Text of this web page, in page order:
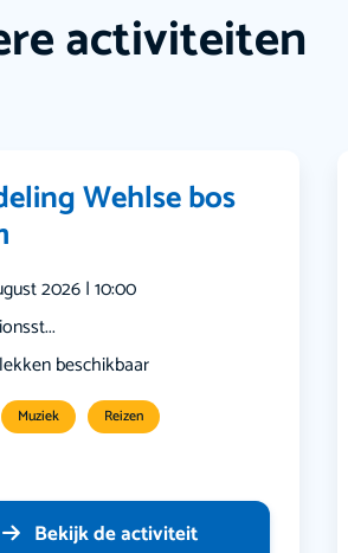
activiteiten
Wehlse bos
2026 | 10:00
beschikbaar
Muziek Reizen
Bekijk de activiteit